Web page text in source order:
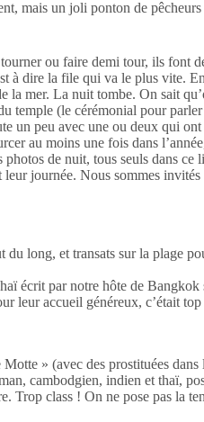
mais un joli ponton de
ou faire demi tour, ils
à dire la file qui va le plus vite.
mer. La nuit tombe. On sait
(le cérémonial pour
un peu avec une ou deux qui
au moins une fois dans
de nuit, tous seuls dans
journée. Nous sommes
long, et transats sur la plage
écrit par notre hôte de
leur accueil généreux, c’était top
» (avec des prostituées
cambodgien, indien et thaï,
class ! On ne pose pas la